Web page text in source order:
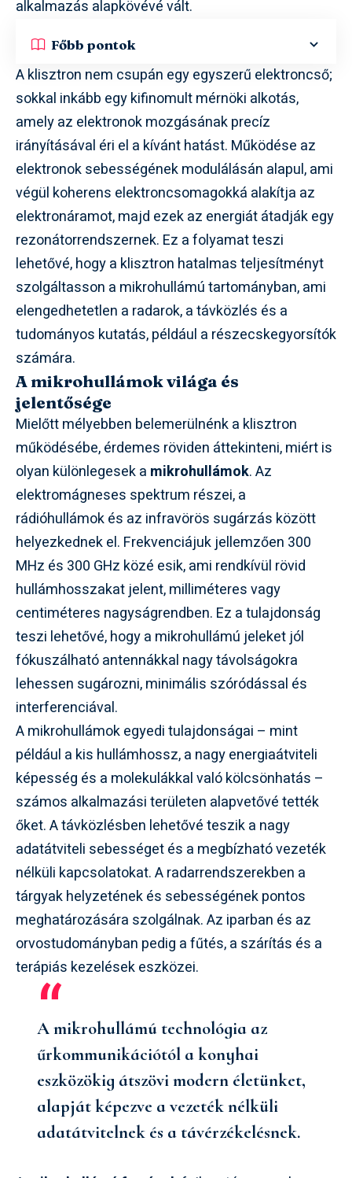
alkalmazás alapkövévé vált.
Főbb pontok
A klisztron nem csupán egy egyszerű elektroncső;
sokkal inkább egy kifinomult mérnöki alkotás,
amely az elektronok mozgásának precíz
irányításával éri el a kívánt hatást. Működése az
elektronok sebességének modulálásán alapul, ami
végül koherens elektroncsomagokká alakítja az
elektronáramot, majd ezek az energiát átadják egy
rezonátorrendszernek. Ez a folyamat teszi
lehetővé, hogy a klisztron hatalmas teljesítményt
szolgáltasson a mikrohullámú tartományban, ami
elengedhetetlen a radarok, a távközlés és a
tudományos kutatás, például a részecskegyorsítók
számára.
A mikrohullámok világa és
jelentősége
Mielőtt mélyebben belemerülnénk a klisztron
működésébe, érdemes röviden áttekinteni, miért is
olyan különlegesek a mikrohullámok. Az
elektromágneses spektrum részei, a
rádióhullámok és az infravörös sugárzás között
helyezkednek el. Frekvenciájuk jellemzően 300
MHz és 300 GHz közé esik, ami rendkívül rövid
hullámhosszakat jelent, milliméteres vagy
centiméteres nagyságrendben. Ez a tulajdonság
teszi lehetővé, hogy a mikrohullámú jeleket jól
fókuszálható antennákkal nagy távolságokra
lehessen sugározni, minimális szóródással és
interferenciával.
A mikrohullámok egyedi tulajdonságai – mint
például a kis hullámhossz, a nagy energiaátviteli
képesség és a molekulákkal való kölcsönhatás –
számos alkalmazási területen alapvetővé tették
őket. A távközlésben lehetővé teszik a nagy
adatátviteli sebességet és a megbízható vezeték
nélküli kapcsolatokat. A radarrendszerekben a
tárgyak helyzetének és sebességének pontos
meghatározására szolgálnak. Az iparban és az
orvostudományban pedig a fűtés, a szárítás és a
terápiás kezelések eszközei.
A mikrohullámú technológia az
űrkommunikációtól a konyhai
eszközökig átszövi modern életünket,
alapját képezve a vezeték nélküli
adatátvitelnek és a távérzékelésnek.